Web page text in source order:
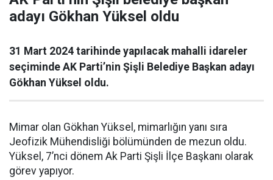
adayı Gökhan Yüksel oldu
31 Mart 2024 tarihinde yapılacak mahalli idareler
seçiminde AK Parti’nin Şişli Belediye Başkan adayı
Gökhan Yüksel oldu.
Mimar olan Gökhan Yüksel, mimarlığın yanı sıra
Jeofizik Mühendisliği bölümünden de mezun oldu.
Yüksel, 7’nci dönem Ak Parti Şişli İlçe Başkanı olarak
görev yapıyor.